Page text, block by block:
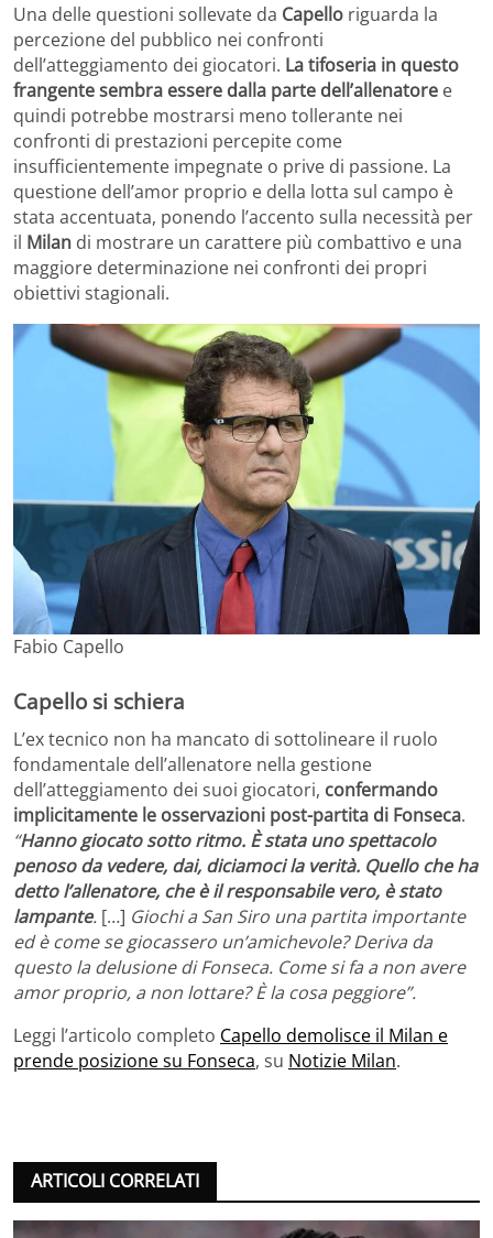
Una delle questioni sollevate da Capello riguarda la
percezione del pubblico nei confronti
dell’atteggiamento dei giocatori. La tifoseria in questo
frangente sembra essere dalla parte dell’allenatore e
quindi potrebbe mostrarsi meno tollerante nei
confronti di prestazioni percepite come
insufficientemente impegnate o prive di passione. La
questione dell’amor proprio e della lotta sul campo è
stata accentuata, ponendo l’accento sulla necessità per
il Milan di mostrare un carattere più combattivo e una
maggiore determinazione nei confronti dei propri
obiettivi stagionali.
Fabio Capello
Capello si schiera
L’ex tecnico non ha mancato di sottolineare il ruolo
fondamentale dell’allenatore nella gestione
dell’atteggiamento dei suoi giocatori, confermando
implicitamente le osservazioni post-partita di Fonseca.
“Hanno giocato sotto ritmo. È stata uno spettacolo
penoso da vedere, dai, diciamoci la verità. Quello che ha
detto l’allenatore, che è il responsabile vero, è stato
lampante. […] Giochi a San Siro una partita importante
ed è come se giocassero un’amichevole? Deriva da
questo la delusione di Fonseca. Come si fa a non avere
amor proprio, a non lottare? È la cosa peggiore”.
Leggi l’articolo completo Capello demolisce il Milan e
prende posizione su Fonseca, su Notizie Milan.
ARTICOLI CORRELATI